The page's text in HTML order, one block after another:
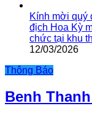
Kính mời quý
địch Hoa Kỳ
chức tại khu
12/03/2026
Thông Báo
Benh